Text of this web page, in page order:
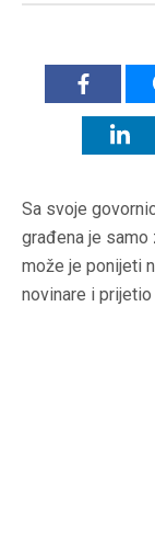
Sa svoje
građena je samo
može je ponijeti
novinare i prijetio